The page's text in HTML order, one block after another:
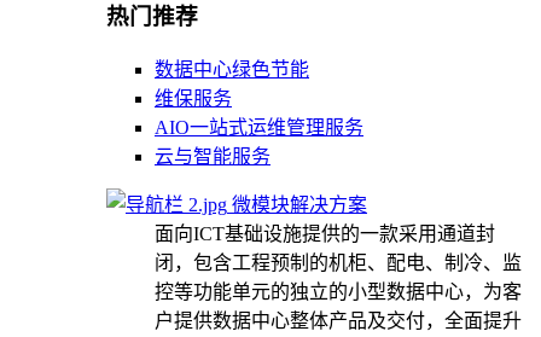
热门推荐
数据中心绿色节能
维保服务
AIO一站式运维管理服务
云与智能服务
微模块解决方案
面向ICT基础设施提供的一款采用通道封
闭，包含工程预制的机柜、配电、制冷、监
控等功能单元的独立的小型数据中心，为客
户提供数据中心整体产品及交付，全面提升